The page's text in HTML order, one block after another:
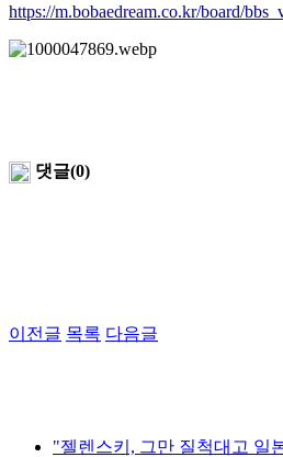
https://m.bobaedream.co.kr/board/
댓글(0)
이전글 목록 다음글
"젤렌스키, 그만 질척대고 일